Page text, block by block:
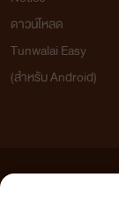
ดาวน์โหลด
Tunwalai Easy
(สำหรับ Android)
เว็บไซต์แห่งนี้ไม่ได้เห็นด้วย